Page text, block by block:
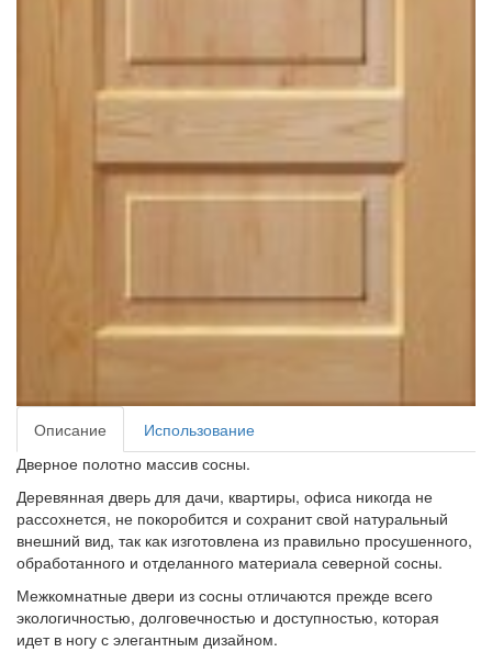
Описание
Использование
Дверное полотно массив сосны.
Деревянная дверь для дачи, квартиры, офиса никогда не
рассохнется, не покоробится и сохранит свой натуральный
внешний вид, так как изготовлена из правильно просушенного,
обработанного и отделанного материала северной сосны.
Межкомнатные двери из сосны отличаются прежде всего
экологичностью, долговечностью и доступностью, которая
идет в ногу с элегантным дизайном.